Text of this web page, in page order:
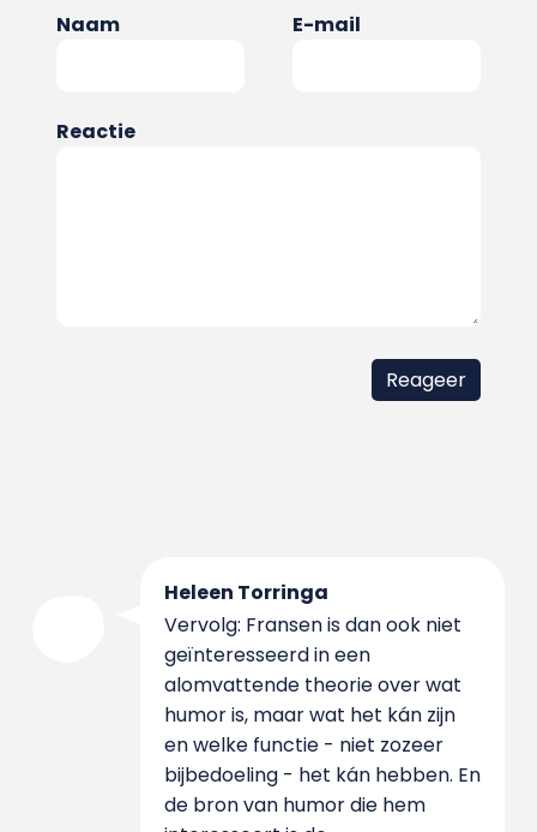
Naam E-mail
Reactie
Heleen Torringa
Vervolg: Fransen is dan ook niet
geïnteresseerd in een
alomvattende theorie over wat
humor is, maar wat het kán zijn
en welke functie - niet zozeer
bijbedoeling - het kán hebben. En
de bron van humor die hem